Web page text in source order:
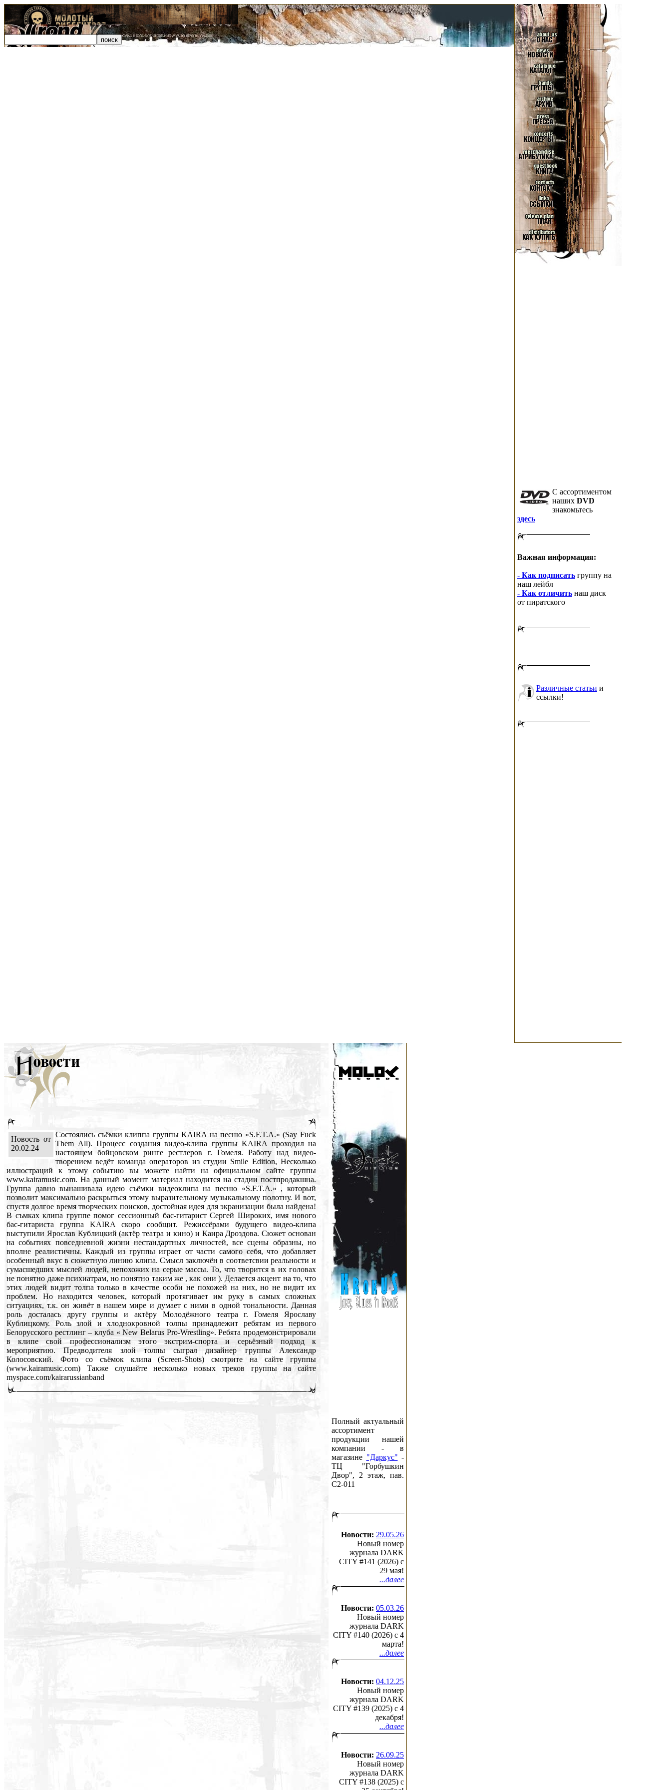
C ассортиментом
наших DVD
знакомьтесь
здесь
Важная информация:
- Как подписать группу на
наш лейбл
- Как отличить наш диск
от пиратского
Различные статьи и
ссылки!
Новость от
20.02.24
Состоялись съёмки клиппа группы KAIRA на песню «S.F.T.A.» (Say Fuck
Them All). Процесс создания видео-клипа группы KAIRA проходил на
настоящем бойцовском ринге рестлеров г. Гомеля. Работу над видео-
творением ведёт команда операторов из студии Smile Edition, Несколько
иллюстраций к этому событию вы можете найти на официальном сайте группы
www.kairamusic.com. На данный момент материал находится на стадии постпродакшна.
Группа давно вынашивала идею съёмки видеоклипа на песню «S.F.T.A.» , который
позволит максимально раскрыться этому выразительному музыкальному полотну. И вот,
спустя долгое время творческих поисков, достойная идея для экранизации была найдена!
В съмках клипа группе помог сессионный бас-гитарист Сергей Широких, имя нового
бас-гитариста группа KAIRA скоро сообщит. Режиссёрами будущего видео-клипа
выступили Ярослав Кублицкий (актёр театра и кино) и Каира Дроздова. Сюжет основан
на событиях повседневной жизни нестандартных личностей, все сцены образны, но
вполне реалистичны. Каждый из группы играет от части самого себя, что добавляет
особенный вкус в сюжетную линию клипа. Смысл заключён в соответсвии реальности и
сумасшедших мыслей людей, непохожих на серые массы. То, что творится в их головах
не понятно даже психиатрам, но понятно таким же , как они ). Делается акцент на то, что
этих людей видит толпа только в качестве особи не похожей на них, но не видит их
проблем. Но находится человек, который протягивает им руку в самых сложных
ситуациях, т.к. он живёт в нашем мире и думает с ними в одной тональности. Данная
роль досталась другу группы и актёру Молодёжного театра г. Гомеля Ярославу
Кублицкому. Роль злой и хлоднокровной толпы принадлежит ребятам из первого
Белорусского рестлинг – клуба « New Belarus Pro-Wrestling». Ребята продемонстрировали
в клипе свой профессионализм этого экстрим-спорта и серьёзный подход к
мероприятию. Предводителя злой толпы сыграл дизайнер группы Александр
Колосовский. Фото со съёмок клипа (Screen-Shots) смотрите на сайте группы
(www.kairamusic.com) Также слушайте несколько новых треков группы на сайте
myspace.com/kairarussianband
Полный актуальный
ассортимент
продукции нашей
компании - в
магазине "Даркус" -
ТЦ "Горбушкин
Двор", 2 этаж, пав.
C2-011
Новости: 29.05.26
Новый номер
журнала DARK
CITY #141 (2026) c
29 мая!
...далее
Новости: 05.03.26
Новый номер
журнала DARK
CITY #140 (2026) c 4
марта!
...далее
Новости: 04.12.25
Новый номер
журнала DARK
CITY #139 (2025) c 4
декабря!
...далее
Новости: 26.09.25
Новый номер
журнала DARK
CITY #138 (2025) c